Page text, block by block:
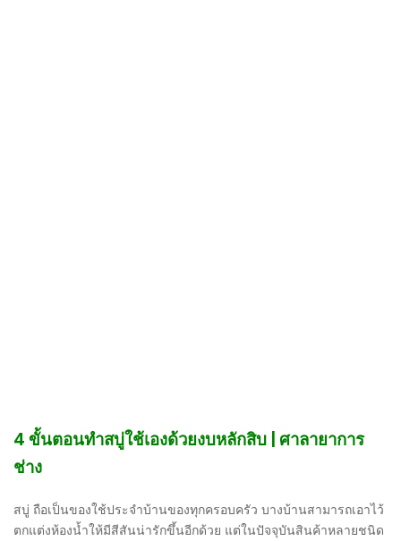
4 ขั้นตอนทำสบู่ใช้เองด้วยงบหลักสิบ | ศาลายาการ
ช่าง
สบู่ ถือเป็นของใช้ประจำบ้านของทุกครอบครัว บางบ้านสามารถเอาไว้
ตกแต่งห้องน้ำให้มีสีสันน่ารักขึ้นอีกด้วย แต่ในปัจจุบันสินค้าหลายชนิด